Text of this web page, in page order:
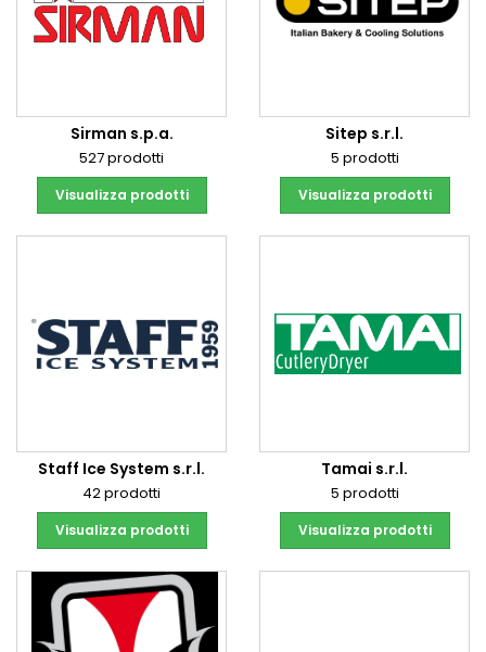
Sirman s.p.a.
527 prodotti
Visualizza prodotti
Sitep s.r.l.
5 prodotti
Visualizza prodotti
Staff Ice System s.r.l.
42 prodotti
Visualizza prodotti
Tamai s.r.l.
5 prodotti
Visualizza prodotti